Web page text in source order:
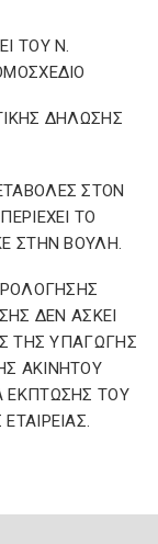
ΤΟΥ Ν.
ΔΗΛΩΣΗΣ
ΣΤΟΝ
ΤΟ
ΣΤΗΝ ΒΟΥΛΗ.
ΔΕΝ ΑΣΚΕΙ
ΤΗΣ ΥΠΑΓΩΓΗΣ
ΑΚΙΝΗΤΟΥ
ΕΚΠΤΩΣΗΣ ΤΟΥ